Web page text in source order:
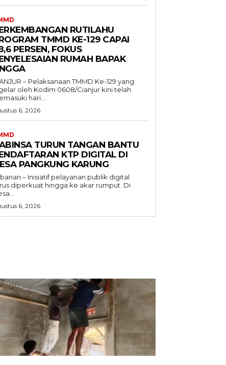
RUTILAHU
TMMD KE-129 CAPAI
PERSEN, FOKUS
RUMAH BAPAK
– Pelaksanaan TMMD Ke-129 yang
oleh Kodim 0608/Cianjur kini telah
hari...
6, 2026
TURUN TANGAN BANTU
KTP DIGITAL DI
PANGKUNG KARUNG
– Inisiatif pelayanan publik digital
diperkuat hingga ke akar rumput. Di
6, 2026